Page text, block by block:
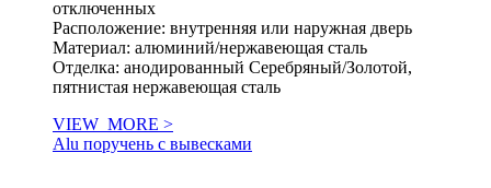
отключенных
Расположение: внутренняя или наружная дверь
Материал: алюминий/нержавеющая сталь
Отделка: анодированный Серебряный/Золотой,
пятнистая нержавеющая сталь
VIEW_MORE >
Alu поручень с вывесками